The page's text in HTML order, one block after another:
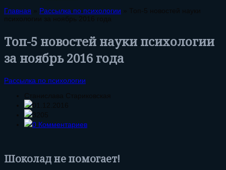
Главная » Рассылка по психологии »
Топ-5 новостей науки
психологии за ноябрь 2016 года
Топ-5 новостей науки психологии
за ноябрь 2016 года
Рассылка по психологии
Станислава Стариковская
01.12.2016
3205
0 Комментариев
Шоколад не помогает!